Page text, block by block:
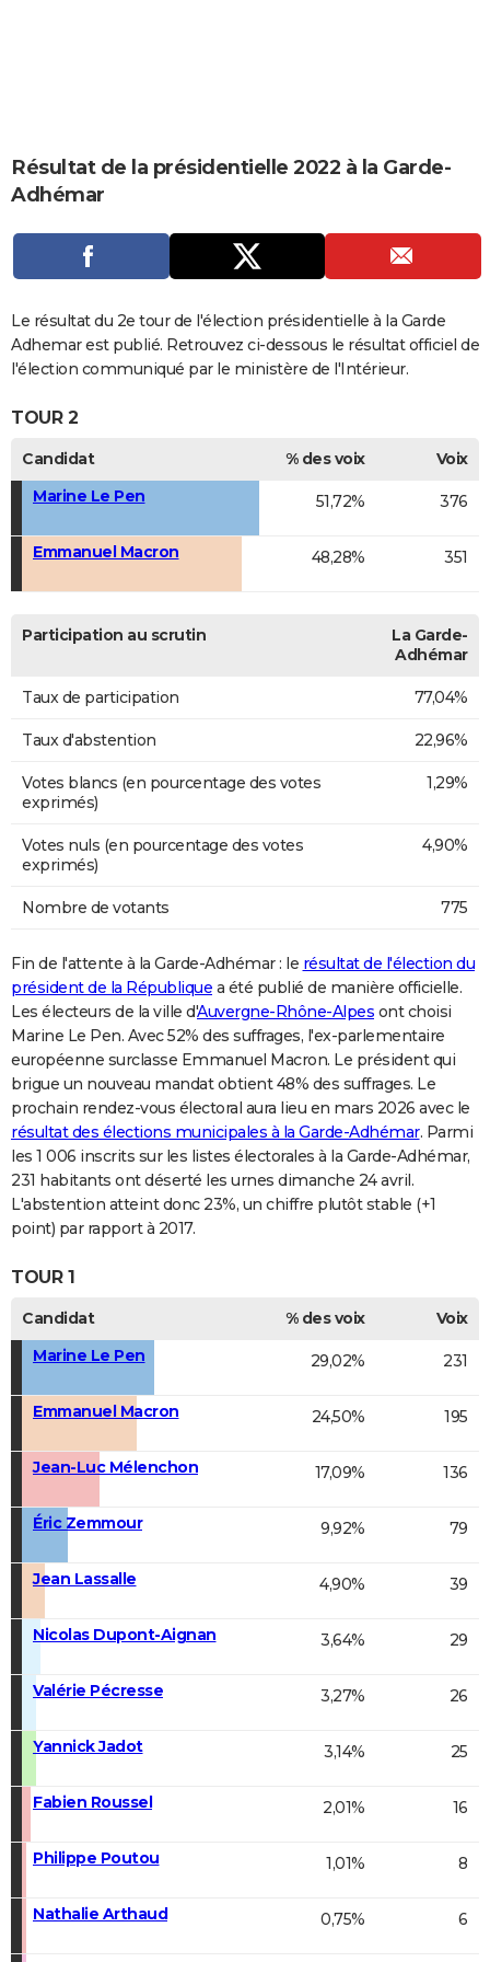
CARTE DE VOEUX
Carte de Noël
Carte Bonne année
Carte Saint-Valentin
Carte Pâques
Carte d'anniversaire
DICTIONNAIRE
Dictionnaire
Biographies
Expressions
Proverbes
PROGRAMME TV
S'inscrire
Se connecter
Lycées
Collèges
Primaires
Universités
Entreprises
Service militaire
Avis de recherche
AVIS DE DÉCÈS
Bricolage
Lifestyle
Culture
Sport
Auto
Television
Voyage
Cinema
Résultat de la présidentielle 2022 à la Garde-
Adhémar
Le résultat du 2e tour de l'élection présidentielle à la Garde
Adhemar est publié. Retrouvez ci-dessous le résultat officiel de
l'élection communiqué par le ministère de l'Intérieur.
TOUR 2
Candidat % des voix
Voix
Marine Le Pen
51,72% 376
Emmanuel Macron 48,28% 351
Participation au scrutin
La Garde-
Adhémar
Taux de participation 77,04%
Taux d'abstention 22,96%
Votes blancs (en pourcentage des votes
exprimés)
1,29%
Votes nuls (en pourcentage des votes
exprimés)
4,90%
Nombre de votants 775
Fin de l'attente à la Garde-Adhémar : le résultat de l'élection du
président de la République a été publié de manière officielle.
Les électeurs de la ville d'Auvergne-Rhône-Alpes ont choisi
Marine Le Pen. Avec 52% des suffrages, l'ex-parlementaire
européenne surclasse Emmanuel Macron. Le président qui
brigue un nouveau mandat obtient 48% des suffrages. Le
prochain rendez-vous électoral aura lieu en mars 2026 avec le
résultat des élections municipales à la Garde-Adhémar. Parmi
les 1 006 inscrits sur les listes électorales à la Garde-Adhémar,
231 habitants ont déserté les urnes dimanche 24 avril.
L'abstention atteint donc 23%, un chiffre plutôt stable (+1
point) par rapport à 2017.
TOUR 1
Candidat % des voix
Voix
Marine Le Pen
29,02% 231
Emmanuel Macron 24,50% 195
Jean-Luc Mélenchon 17,09% 136
Éric Zemmour 9,92% 79
Jean Lassalle 4,90% 39
Nicolas Dupont-Aignan 3,64% 29
Valérie Pécresse 3,27% 26
Yannick Jadot 3,14% 25
Fabien Roussel 2,01% 16
Philippe Poutou 1,01% 8
Nathalie Arthaud 0,75% 6